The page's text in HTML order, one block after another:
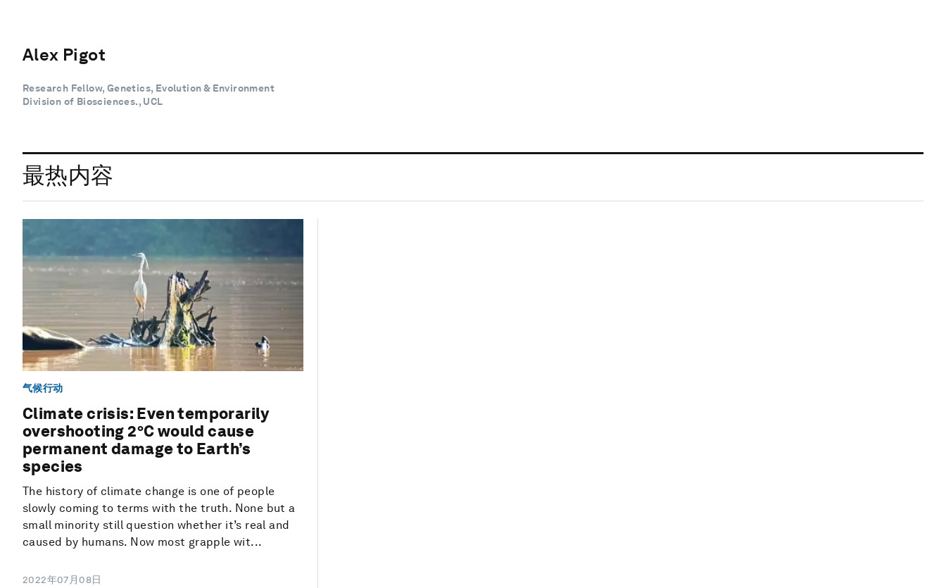
Alex Pigot
Research Fellow, Genetics, Evolution & Environment
Division of Biosciences., UCL
最热内容
气候行动
Climate crisis: Even temporarily
overshooting 2°C would cause
permanent damage to Earth’s
species
The history of climate change is one of people
slowly coming to terms with the truth. None but a
small minority still question whether it’s real and
caused by humans. Now most grapple wit...
2022年07月08日